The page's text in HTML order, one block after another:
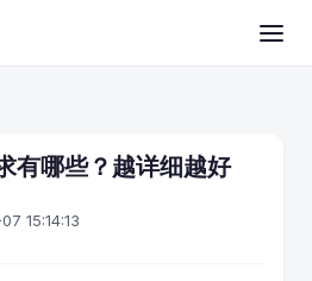
有哪些？越详细越好
15:14:13